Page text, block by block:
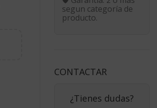
segun categoría de
producto.
CONTACTAR
¿Tienes dudas?